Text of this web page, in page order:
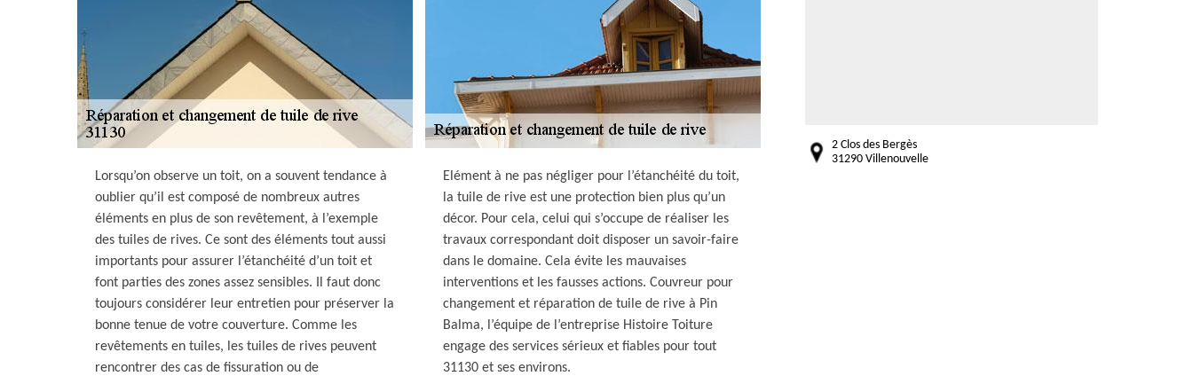
Lorsqu’on observe un toit, on a souvent tendance à
oublier qu’il est composé de nombreux autres
éléments en plus de son revêtement, à l’exemple
des tuiles de rives. Ce sont des éléments tout aussi
importants pour assurer l’étanchéité d’un toit et
font parties des zones assez sensibles. Il faut donc
toujours considérer leur entretien pour préserver la
bonne tenue de votre couverture. Comme les
revêtements en tuiles, les tuiles de rives peuvent
rencontrer des cas de fissuration ou de
Elément à ne pas négliger pour l’étanchéité du toit,
la tuile de rive est une protection bien plus qu’un
décor. Pour cela, celui qui s’occupe de réaliser les
travaux correspondant doit disposer un savoir-faire
dans le domaine. Cela évite les mauvaises
interventions et les fausses actions. Couvreur pour
changement et réparation de tuile de rive à Pin
Balma, l’équipe de l’entreprise Histoire Toiture
engage des services sérieux et fiables pour tout
31130 et ses environs.
2 Clos des Bergès
31290 Villenouvelle